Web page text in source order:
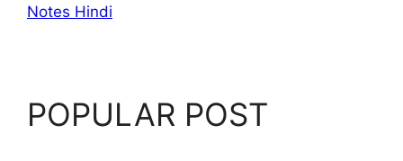
Notes Hindi
POPULAR POST